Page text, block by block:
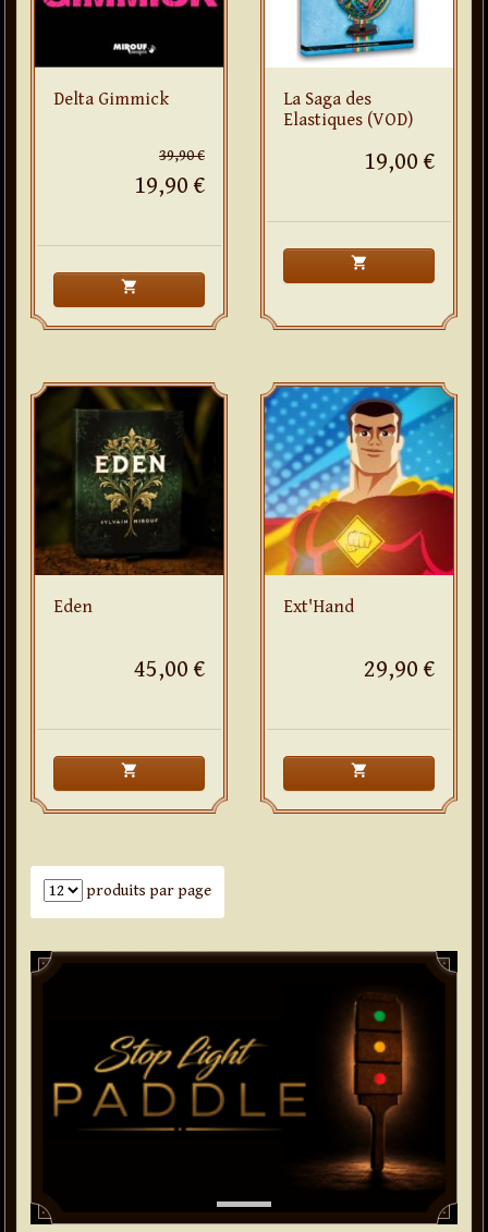
Delta Gimmick
39,90 €
19,90 €
shopping_cart
La Saga des
Elastiques (VOD)
19,00 €
shopping_cart
Eden
45,00 €
shopping_cart
Ext'Hand
29,90 €
shopping_cart
Nombre de produits par page
produits par page
Paddle